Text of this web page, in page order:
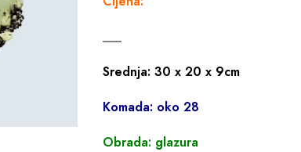
___
Srednja: 30 x 20 x 9cm
Komada: oko 28
Obrada: glazura